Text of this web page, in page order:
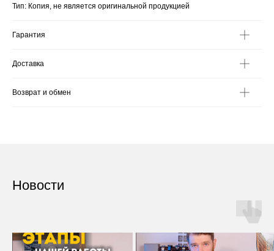
Тип: Копия, не является оригинальной продукцией
Гарантия
Доставка
Возврат и обмен
Новости